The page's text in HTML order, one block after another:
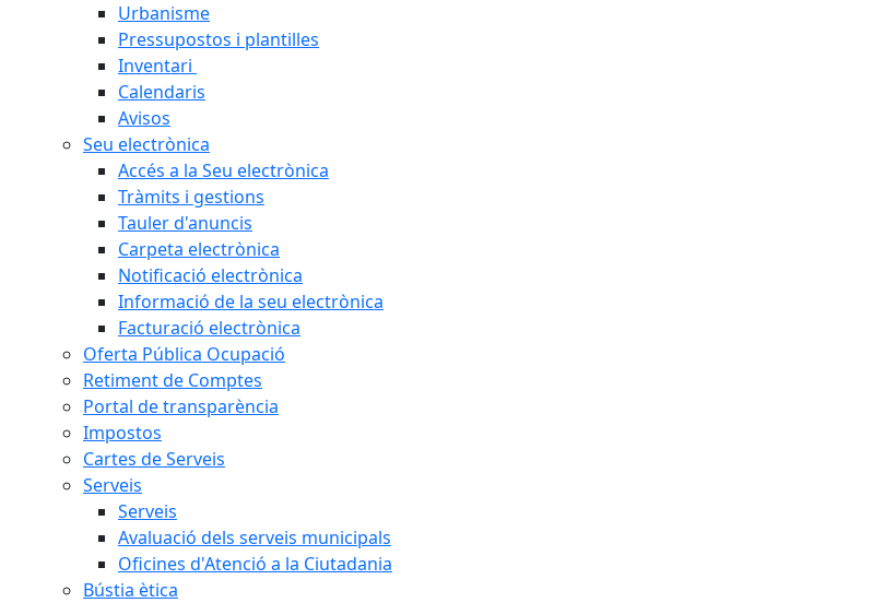
Urbanisme
Pressupostos i plantilles
Inventari
Calendaris
Avisos
Seu electrònica
Accés a la Seu electrònica
Tràmits i gestions
Tauler d'anuncis
Carpeta electrònica
Notificació electrònica
Informació de la seu electrònica
Facturació electrònica
Oferta Pública Ocupació
Retiment de Comptes
Portal de transparència
Impostos
Cartes de Serveis
Serveis
Serveis
Avaluació dels serveis municipals
Oficines d'Atenció a la Ciutadania
Bústia ètica